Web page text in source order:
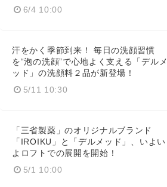
6/4 10:00
汗をかく季節到来！ 毎日の洗顔習慣
を“泡の洗顔”で心地よく支える「デルメ
ッド」の洗顔料２品が新登場！
5/11 10:30
「三省製薬」のオリジナルブランド
「IROIKU」と「デルメッド」、いよい
よロフトでの展開を開始！
5/1 10:00